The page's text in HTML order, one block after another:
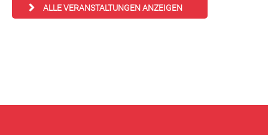
ALLE VERANSTALTUNGEN ANZEIGEN